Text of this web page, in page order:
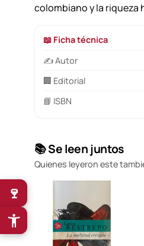
colombiano y la riqueza
📖 Ficha técnica
✍️ Autor
🏢 Editorial
📘 ISBN
📚 Se leen juntos
Quienes leyeron este
🍷